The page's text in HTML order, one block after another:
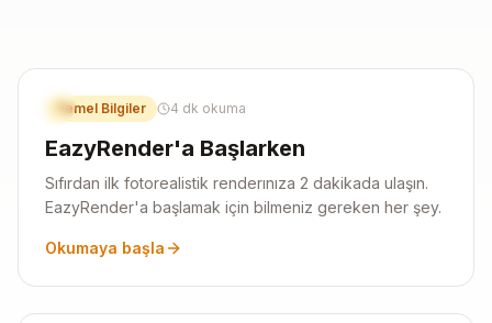
1 Temel Bilgiler 4 dk okuma
EazyRender'a Başlarken
Sıfırdan ilk fotorealistik renderınıza 2 dakikada ulaşın.
EazyRender'a başlamak için bilmeniz gereken her şey.
Okumaya başla